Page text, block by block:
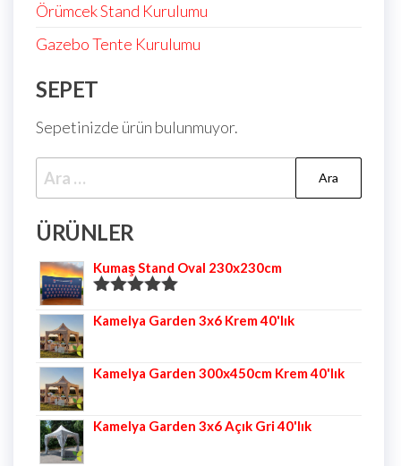
Örümcek Stand Kurulumu
Gazebo Tente Kurulumu
SEPET
Sepetinizde ürün bulunmuyor.
ÜRÜNLER
Kumaş Stand Oval 230x230cm
5.00oy aldı
Kamelya Garden 3x6 Krem 40'lık
Kamelya Garden 300x450cm Krem 40'lık
Kamelya Garden 3x6 Açık Gri 40'lık